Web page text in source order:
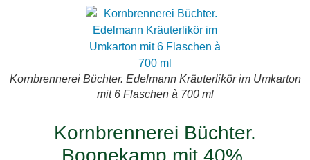
Kornbrennerei Büchter. Edelmann Kräuterlikör im Umkarton
mit 6 Flaschen à 700 ml
Kornbrennerei Büchter.